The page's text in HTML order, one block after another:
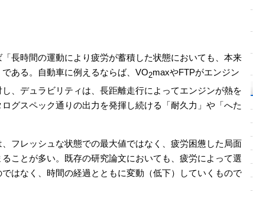
長時間の運動により疲労が蓄積した状態においても、本来
ある。自動車に例えるならば、VO2maxやFTPがエンジン
、デュラビリティは、長距離走行によってエンジンが熱を
グスペック通りの出力を発揮し続ける「耐久力」や「へた
フレッシュな状態での最大値ではなく、疲労困憊した局面
ことが多い。既存の研究論文においても、疲労によって選
はなく、時間の経過とともに変動（低下）していくもので